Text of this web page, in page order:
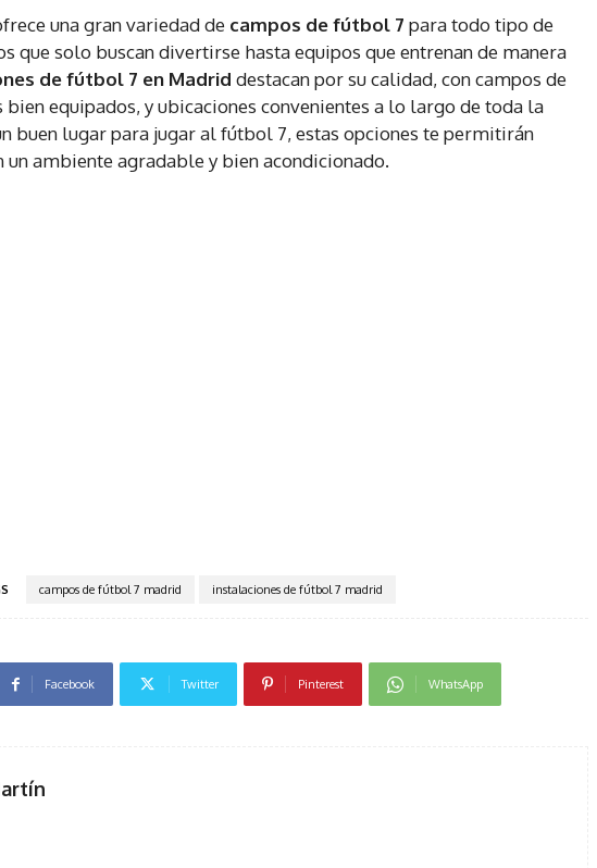
una gran variedad de campos de fútbol 7 para todo tipo de
que solo buscan divertirse hasta equipos que entrenan de manera
de fútbol 7 en Madrid destacan por su calidad, con campos de
equipados, y ubicaciones convenientes a lo largo de toda la
buen lugar para jugar al fútbol 7, estas opciones te permitirán
ambiente agradable y bien acondicionado.
campos de fútbol 7 madrid instalaciones de fútbol 7 madrid
Facebook Twitter Pinterest WhatsApp